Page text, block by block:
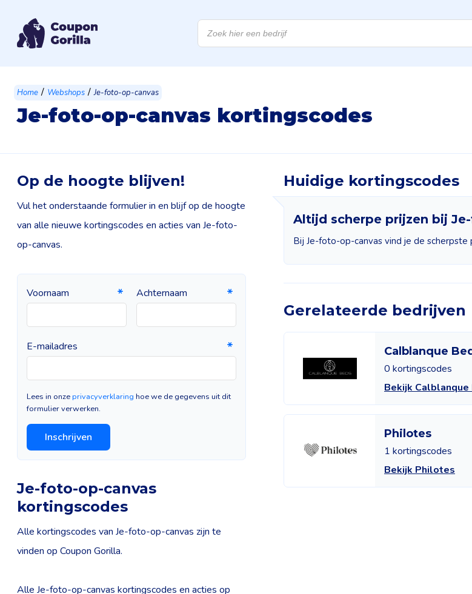
Producten
zoeken
Home / Webshops / Je-foto-op-canvas
Je-foto-op-canvas kortingscodes
Op de hoogte blijven!
Vul het onderstaande formulier in en blijf op de hoogte
van alle nieuwe kortingscodes en acties van Je-foto-
op-canvas.
Voornaam Achternaam
E-mailadres
Lees in onzeprivacyverklaring hoe we de gegevens uit dit
formulier verwerken.
Inschrijven
Je-foto-op-canvas
kortingscodes
Alle kortingscodes van Je-foto-op-canvas zijn te
vinden op Coupon Gorilla.
Alle Je-foto-op-canvas kortingscodes en acties op
Huidige kortingscodes
Altijd scherpe prijzen bij
Bij Je-foto-op-canvas vind je de scherpste
Gerelateerde bedrijven
Calblanque
0 kortingscodes
Bekijk Calblanque
Philotes
1 kortingscodes
Bekijk Philotes